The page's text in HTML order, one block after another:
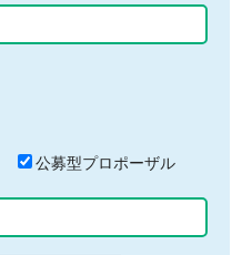
公募型プロポーザル